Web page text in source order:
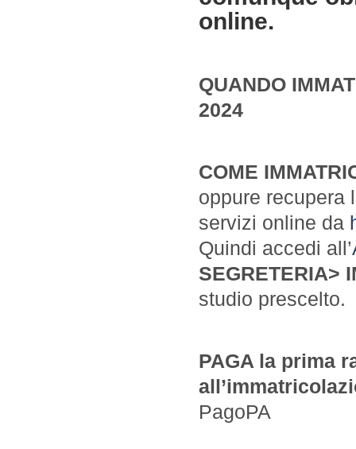
online.
QUANDO
2024
COME
oppure recupera
servizi online da
Quindi accedi all’
SEGRETERIA>
studio prescelto.
PAGA la prima
PagoPA